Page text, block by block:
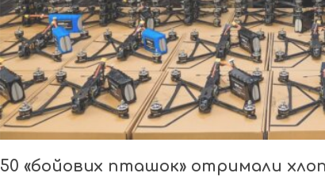
50 «бойових пташок» отримали